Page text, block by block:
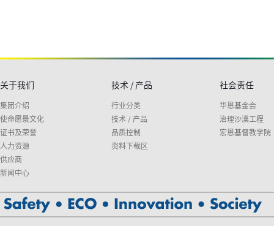
关于我们
集团介绍
使命愿景文化
证书及荣誉
人力资源
供应商
新闻中心
技术 / 产品
行业分类
技术 / 产品
品质控制
资料下载区
社会责任
华恩基金会
治理沙漠工程
宏恩基督教学院